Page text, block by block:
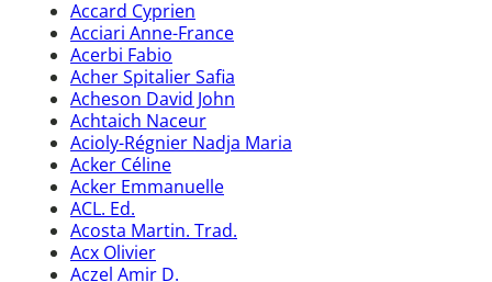
Accard Cyprien
Acciari Anne-France
Acerbi Fabio
Acher Spitalier Safia
Acheson David John
Achtaich Naceur
Acioly-Régnier Nadja Maria
Acker Céline
Acker Emmanuelle
ACL. Ed.
Acosta Martin. Trad.
Acx Olivier
Aczel Amir D.